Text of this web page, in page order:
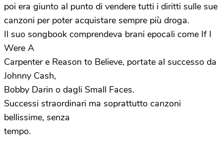
poi era giunto al punto di vendere tutti i diritti sulle sue
canzoni per poter acquistare sempre più droga.
Il suo songbook comprendeva brani epocali come If I
Were A
Carpenter e Reason to Believe, portate al successo da
Johnny Cash,
Bobby Darin o dagli Small Faces.
Successi straordinari ma soprattutto canzoni
bellissime, senza
tempo.